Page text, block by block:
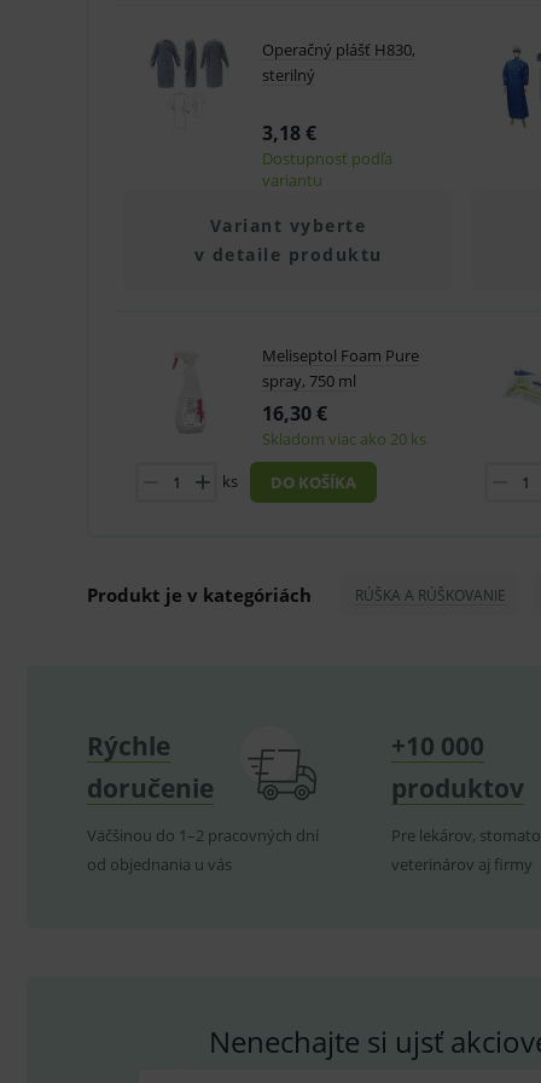
V prípade porušenia zapečateného obalu tohto
hygienických dôvodov možné odstúpiť od kúpnej
Operačný plášť H830,
sterilný
3,18 €
Dostupnosť podľa
variantu
Variant vyberte
v detaile produktu
Meliseptol Foam Pure
spray, 750 ml
16,30 €
Skladom viac ako 20 ks
ks
DO KOŠÍKA
Produkt je v kategóriách RÚŠKA A RÚŠKOVANIE
Rýchle
doručenie
Väčšinou do 1–2 pracovných dní
od objednania u vás
+10 000
produktov
Pre lekárov,
veterinárov aj firmy
Nenechajte si ujsť
_sp_ses.ef32
Název
_ga_GXRFBLV37P
Název
IDE